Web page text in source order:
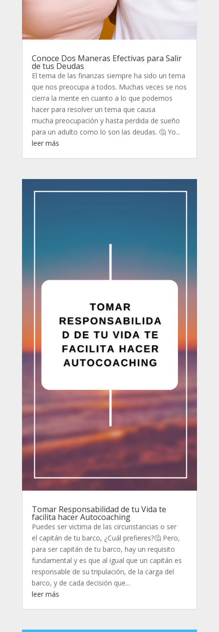
Conoce Dos Maneras Efectivas para Salir
de tus Deudas
El tema de las finanzas siempre ha sido un tema
que nos preocupa a todos. Muchas veces se nos
cierra la mente en cuanto a lo que podemos
hacer para resolver un tema que causa
mucha preocupación y hasta perdida de sueño
para un adulto como lo son las deudas. 🤔 Yo...
leer más
Tomar Responsabilidad de tu Vida te
facilita hacer Autocoaching
Puedes ser victima de las circunstancias o ser
el capitán de tu barco, ¿Cuál prefieres?🤔 Pero,
para ser capitán de tu barco, hay un requisito
fundamental y es que al igual que un capitán es
responsable de su tripulación, de la carga del
barco, y de cada decisión que...
leer más